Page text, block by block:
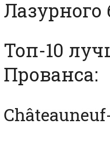
Лазурного
Топ-10
Прованса: